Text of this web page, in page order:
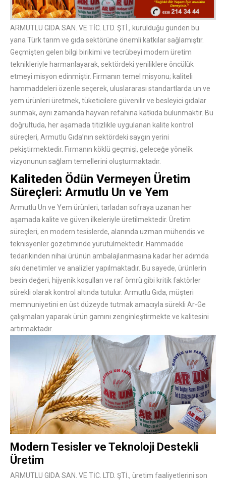
ARMUTLU GIDA SAN. VE TİC. LTD. ŞTİ., kurulduğu günden bu
yana Türk tarım ve gıda sektörüne önemli katkılar sağlamıştır.
Geçmişten gelen bilgi birikimi ve tecrübeyi modern üretim
teknikleriyle harmanlayarak, sektördeki yeniliklere öncülük
etmeyi misyon edinmiştir. Firmanın temel misyonu; kaliteli
hammaddeleri özenle seçerek, uluslararası standartlarda un ve
yem ürünleri üretmek, tüketicilere güvenilir ve besleyici gıdalar
sunmak, aynı zamanda hayvan refahına katkıda bulunmaktır. Bu
doğrultuda, her aşamada titizlikle uygulanan kalite kontrol
süreçleri, Armutlu Gıda’nın sektördeki saygın yerini
pekiştirmektedir. Firmanın köklü geçmişi, geleceğe yönelik
vizyonunun sağlam temellerini oluşturmaktadır.
Kaliteden Ödün Vermeyen Üretim
Süreçleri: Armutlu Un ve Yem
Armutlu Un ve Yem ürünleri, tarladan sofraya uzanan her
aşamada kalite ve güven ilkeleriyle üretilmektedir. Üretim
süreçleri, en modern tesislerde, alanında uzman mühendis ve
teknisyenler gözetiminde yürütülmektedir. Hammadde
tedarikinden nihai ürünün ambalajlanmasına kadar her adımda
sıkı denetimler ve analizler yapılmaktadır. Bu sayede, ürünlerin
besin değeri, hijyenik koşulları ve raf ömrü gibi kritik faktörler
sürekli olarak kontrol altında tutulur. Armutlu Gıda, müşteri
memnuniyetini en üst düzeyde tutmak amacıyla sürekli Ar-Ge
çalışmaları yaparak ürün gamını zenginleştirmekte ve kalitesini
artırmaktadır.
Modern Tesisler ve Teknoloji Destekli
Üretim
ARMUTLU GIDA SAN. VE TİC. LTD. ŞTİ., üretim faaliyetlerini son